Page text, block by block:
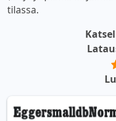
tilassa.